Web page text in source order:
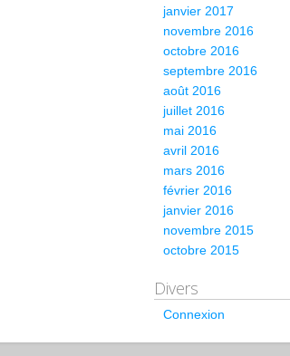
janvier 2017
novembre 2016
octobre 2016
septembre 2016
août 2016
juillet 2016
mai 2016
avril 2016
mars 2016
février 2016
janvier 2016
novembre 2015
octobre 2015
Divers
Connexion